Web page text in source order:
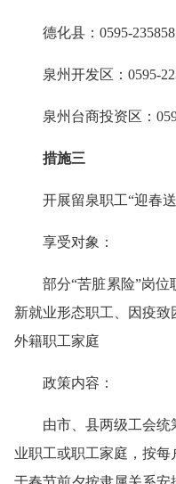
德化县：0595-
泉州开发区：0595-
泉州台商投资区：
措施三
开展留泉职工“迎春送
享受对象：
部分“苦脏累险”岗位
新就业形态职工、因疫
外籍职工家庭
政策内容：
由市、县两级工会统
业职工或职工家庭，按每